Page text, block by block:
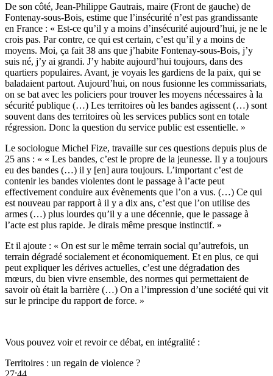
De son côté, Jean-Philippe Gautrais, maire (Front de gauche) de
Fontenay-sous-Bois, estime que l’insécurité n’est pas grandissante
en France : « Est-ce qu’il y a moins d’insécurité aujourd’hui, je ne le
crois pas. Par contre, ce qui est certain, c’est qu’il y a moins de
moyens. Moi, ça fait 38 ans que j’habite Fontenay-sous-Bois, j’y
suis né, j’y ai grandi. J’y habite aujourd’hui toujours, dans des
quartiers populaires. Avant, je voyais les gardiens de la paix, qui se
baladaient partout. Aujourd’hui, on nous fusionne les commissariats,
on se bat avec les policiers pour trouver les moyens nécessaires à la
sécurité publique (…) Les territoires où les bandes agissent (…) sont
souvent dans des territoires où les services publics sont en totale
régression. Donc la question du service public est essentielle. »
Le sociologue Michel Fize, travaille sur ces questions depuis plus de
25 ans : « « Les bandes, c’est le propre de la jeunesse. Il y a toujours
eu des bandes (…) il y [en] aura toujours. L’important c’est de
contenir les bandes violentes dont le passage à l’acte peut
effectivement conduire aux évènements que l’on a vus. (…) Ce qui
est nouveau par rapport à il y a dix ans, c’est que l’on utilise des
armes (…) plus lourdes qu’il y a une décennie, que le passage à
l’acte est plus rapide. Je dirais même presque instinctif. »
Et il ajoute : « On est sur le même terrain social qu’autrefois, un
terrain dégradé socialement et économiquement. Et en plus, ce qui
peut expliquer les dérives actuelles, c’est une dégradation des
mœurs, du bien vivre ensemble, des normes qui permettaient de
savoir où était la barrière (…) On a l’impression d’une société qui vit
sur le principe du rapport de force. »
Vous pouvez voir et revoir ce débat, en intégralité :
Territoires : un regain de violence ?
27:44